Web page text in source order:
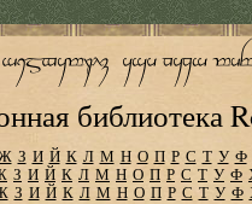
библиотека
З И Й К Л М Н О П Р С Т У Ф
З И Й К Л М Н О П Р С Т У Ф
З И Й К Л М Н О П Р С Т У Ф